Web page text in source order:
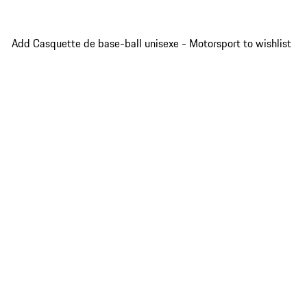
Add Casquette de base-ball unisexe - Motorsport to wishlist